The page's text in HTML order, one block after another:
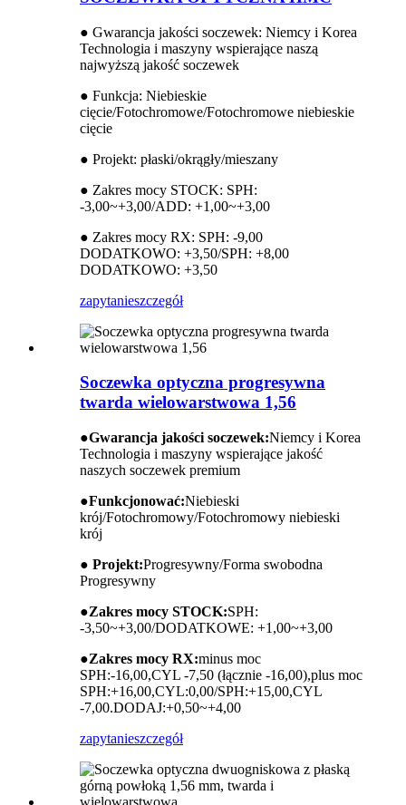
● Gwarancja jakości soczewek: Niemcy i Korea
Technologia i maszyny wspierające naszą
najwyższą jakość soczewek
● Funkcja: Niebieskie
cięcie/Fotochromowe/Fotochromowe niebieskie
cięcie
● Projekt: płaski/okrągły/mieszany
● Zakres mocy STOCK: SPH:
-3,00~+3,00/ADD: +1,00~+3,00
● Zakres mocy RX: SPH: -9,00
DODATKOWO: +3,50/SPH: +8,00
DODATKOWO: +3,50
zapytanieszczegół
Soczewka optyczna progresywna
twarda wielowarstwowa 1,56
●Gwarancja jakości soczewek:Niemcy i Korea
Technologia i maszyny wspierające jakość
naszych soczewek premium
●Funkcjonować:Niebieski
krój/Fotochromowy/Fotochromowy niebieski
krój
● Projekt:Progresywny/Forma swobodna
Progresywny
●Zakres mocy STOCK:SPH:
-3,50~+3,00/DODATKOWE: +1,00~+3,00
●Zakres mocy RX:minus moc
SPH:-16,00,CYL -7,50 (łącznie -16,00),plus moc
SPH:+16,00,CYL:0,00/SPH:+15,00,CYL
-7,00.DODAJ:+0,50~+4,00
zapytanieszczegół